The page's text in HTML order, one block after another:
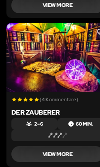
VIEW MORE
(4 Kommentare)
DER ZAUBERER
2 – 6 60 MIN.
VIEW MORE